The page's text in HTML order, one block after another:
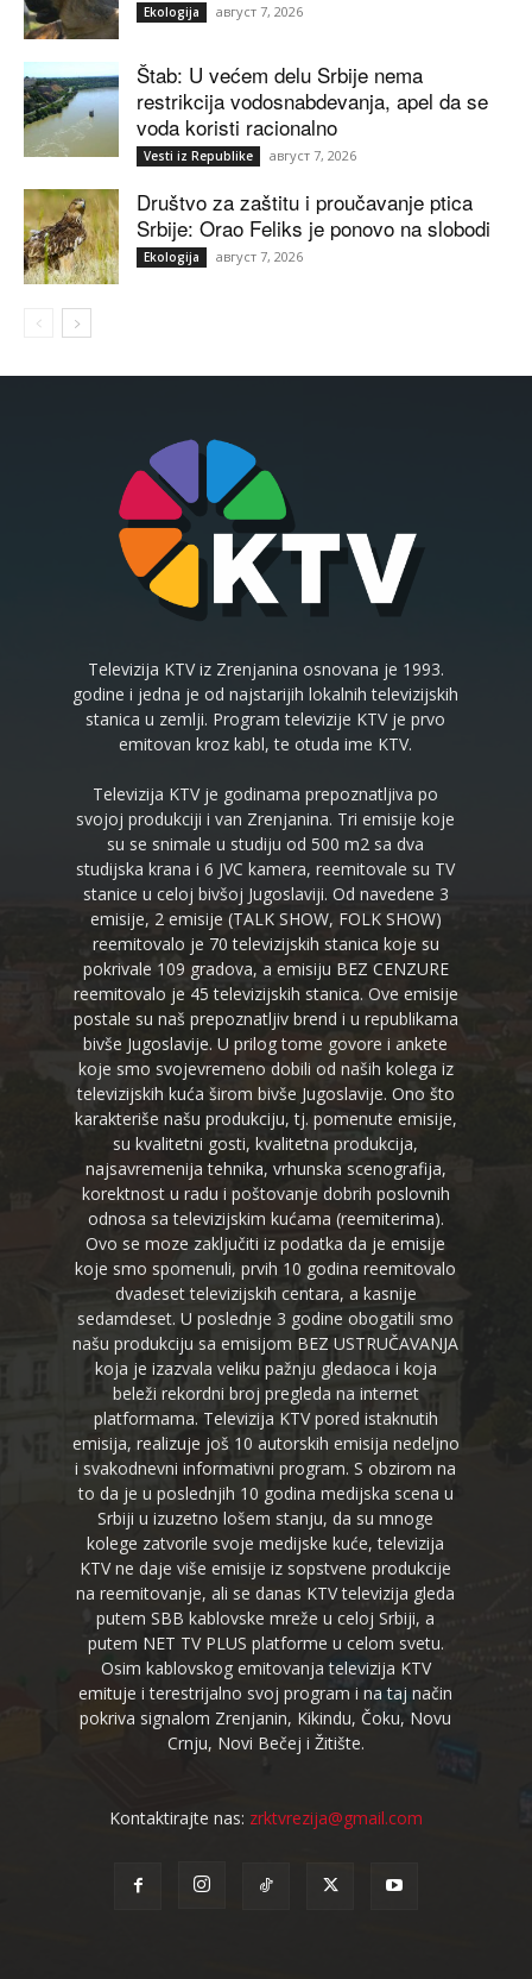
Ekologija август 7, 2026
Štab: U većem delu Srbije nema
restrikcija vodosnabdevanja, apel da se
voda koristi racionalno
Vesti iz Republike август 7, 2026
Društvo za zaštitu i proučavanje ptica
Srbije: Orao Feliks je ponovo na slobodi
Ekologija август 7, 2026
Televizija KTV iz Zrenjanina osnovana je 1993.
godine i jedna je od najstarijih lokalnih televizijskih
stanica u zemlji. Program televizije KTV je prvo
emitovan kroz kabl, te otuda ime KTV.
Televizija KTV je godinama prepoznatljiva po
svojoj produkciji i van Zrenjanina. Tri emisije koje
su se snimale u studiju od 500 m2 sa dva
studijska krana i 6 JVC kamera, reemitovale su TV
stanice u celoj bivšoj Jugoslaviji. Od navedene 3
emisije, 2 emisije (TALK SHOW, FOLK SHOW)
reemitovalo je 70 televizijskih stanica koje su
pokrivale 109 gradova, a emisiju BEZ CENZURE
reemitovalo je 45 televizijskih stanica. Ove emisije
postale su naš prepoznatljiv brend i u republikama
bivše Jugoslavije. U prilog tome govore i ankete
koje smo svojevremeno dobili od naših kolega iz
televizijskih kuća širom bivše Jugoslavije. Ono što
karakteriše našu produkciju, tj. pomenute emisije,
su kvalitetni gosti, kvalitetna produkcija,
najsavremenija tehnika, vrhunska scenografija,
korektnost u radu i poštovanje dobrih poslovnih
odnosa sa televizijskim kućama (reemiterima).
Ovo se moze zaključiti iz podatka da je emisije
koje smo spomenuli, prvih 10 godina reemitovalo
dvadeset televizijskih centara, a kasnije
sedamdeset. U poslednje 3 godine obogatili smo
našu produkciju sa emisijom BEZ USTRUČAVANJA
koja je izazvala veliku pažnju gledaoca i koja
beleži rekordni broj pregleda na internet
platformama. Televizija KTV pored istaknutih
emisija, realizuje još 10 autorskih emisija nedeljno
i svakodnevni informativni program. S obzirom na
to da je u poslednjih 10 godina medijska scena u
Srbiji u izuzetno lošem stanju, da su mnoge
kolege zatvorile svoje medijske kuće, televizija
KTV ne daje više emisije iz sopstvene produkcije
na reemitovanje, ali se danas KTV televizija gleda
putem SBB kablovske mreže u celoj Srbiji, a
putem NET TV PLUS platforme u celom svetu.
Osim kablovskog emitovanja televizija KTV
emituje i terestrijalno svoj program i na taj način
pokriva signalom Zrenjanin, Kikindu, Čoku, Novu
Crnju, Novi Bečej i Žitište.
Kontaktirajte nas: zrktvrezija@gmail.com